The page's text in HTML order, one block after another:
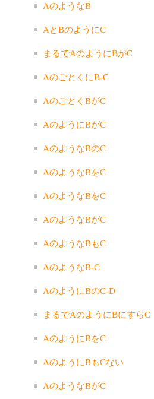
AのようなB
AとBのようにC
まるでAのようにBがC
AのごとくにB-C
AのごとくBがC
AのようにBがC
AのようなBのC
AのようなBをC
AのようなBをC
AのようなBがC
AのようなBもC
AのようなB-C
AのようにBのC-D
まるでAのようにBにすらC
AのようにBをC
AのようにBもCない
AのようなBがC